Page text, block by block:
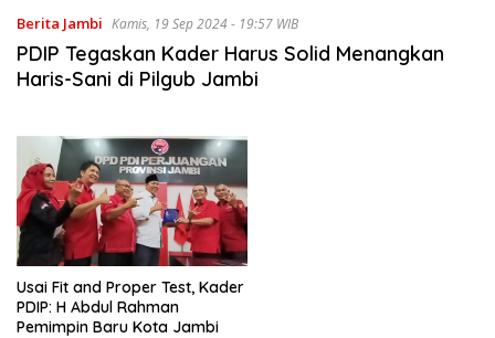
Berita Jambi Kamis, 19 Sep 2024 - 19:57 WIB
PDIP Tegaskan Kader Harus Solid Menangkan
Haris-Sani di Pilgub Jambi
Usai Fit and Proper Test, Kader
PDIP: H Abdul Rahman
Pemimpin Baru Kota Jambi